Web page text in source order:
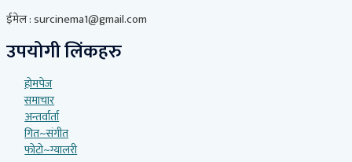
ईमेल : surcinema1@gmail.com
उपयोगी लिंकहरु
होमपेज
समाचार
अन्तर्वार्ता
गित~संगीत
फोटो~ग्यालरी